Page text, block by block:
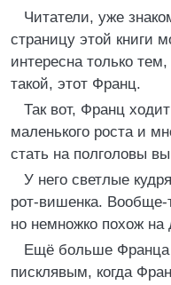
Читатели, уже
страницу этой книги
интересна только
такой, этот Франц.
Так вот, Франц
маленького роста и
стать на полголовы
У него светлые
рот-вишенка.
но немножко похож на
Ещё больше Франца
писклявым, когда